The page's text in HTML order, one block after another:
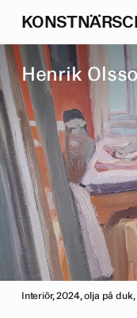
KONSTNÄRSC
Henrik Olss
Interiör, 2024, olja på